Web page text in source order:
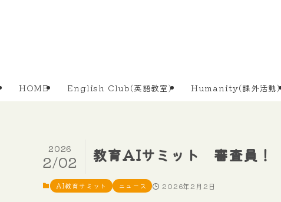
HOME English Club(英語教室) Humanity(課外活動)
教育AIサミット 審査員！
2026
2/02
AI教育サミット ニュース 2026年2月2日